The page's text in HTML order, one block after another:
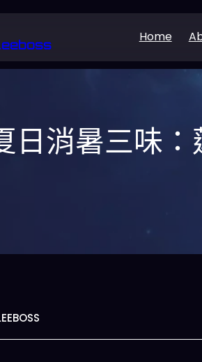
Home
日消暑三味